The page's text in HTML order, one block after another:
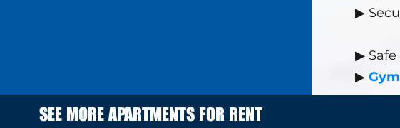
▶
▶
▶Gym
SEE MORE APARTMENTS FOR RENT